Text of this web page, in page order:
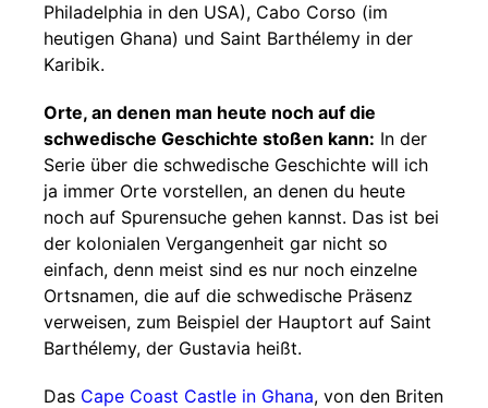
Philadelphia in den USA), Cabo Corso (im
heutigen Ghana) und Saint Barthélemy in der
Karibik.
Orte, an denen man heute noch auf die
schwedische Geschichte stoßen kann: In der
Serie über die schwedische Geschichte will ich
ja immer Orte vorstellen, an denen du heute
noch auf Spurensuche gehen kannst. Das ist bei
der kolonialen Vergangenheit gar nicht so
einfach, denn meist sind es nur noch einzelne
Ortsnamen, die auf die schwedische Präsenz
verweisen, zum Beispiel der Hauptort auf Saint
Barthélemy, der Gustavia heißt.
Das Cape Coast Castle in Ghana, von den Briten